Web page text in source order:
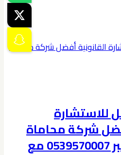
للاستشارة
شركة محاماة
2026 في الخبر 0539570007 مع